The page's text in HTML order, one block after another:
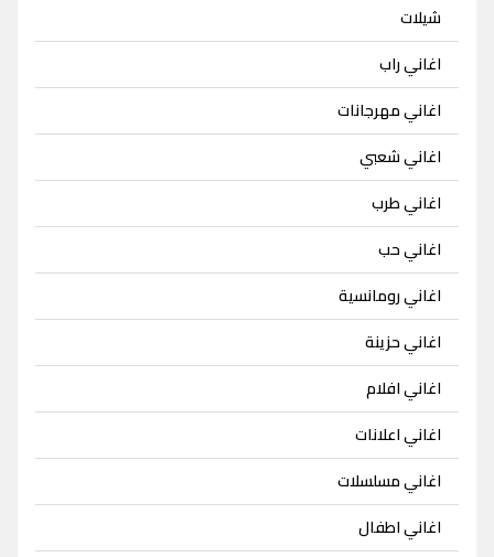
شيلات
اغاني راب
اغاني مهرجانات
اغاني شعبي
اغاني طرب
اغاني حب
اغاني رومانسية
اغاني حزينة
اغاني افلام
اغاني اعلانات
اغاني مسلسلات
اغاني اطفال